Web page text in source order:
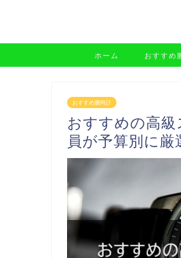
ホーム おすすめ
おすすめ腕時計
おすすめの高
員が予算別に厳